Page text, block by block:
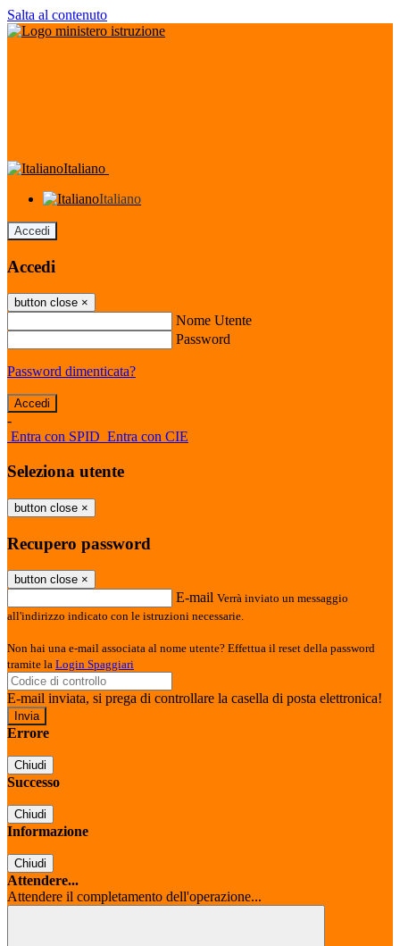
Salta al contenuto
Italiano
Italiano
Accedi
Accedi
button close ×
Nome Utente
Password
Password dimenticata?
-
Entra con SPID Entra con CIE
Seleziona utente
button close ×
Recupero password
button close ×
E-mail Verrà inviato un messaggio
all'indirizzo indicato con le istruzioni necessarie.
Non hai una e-mail associata al nome utente? Effettua il reset della password
tramite la Login Spaggiari
E-mail inviata, si prega di controllare la casella di posta elettronica!
Errore
Chiudi
Successo
Chiudi
Informazione
Chiudi
Attendere...
Attendere il completamento dell'operazione...